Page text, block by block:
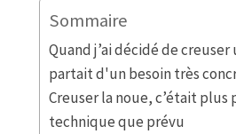
Sommaire
Quand j’ai décidé de creuser
partait d'un besoin très
Creuser la noue, c’était plus
technique que prévu